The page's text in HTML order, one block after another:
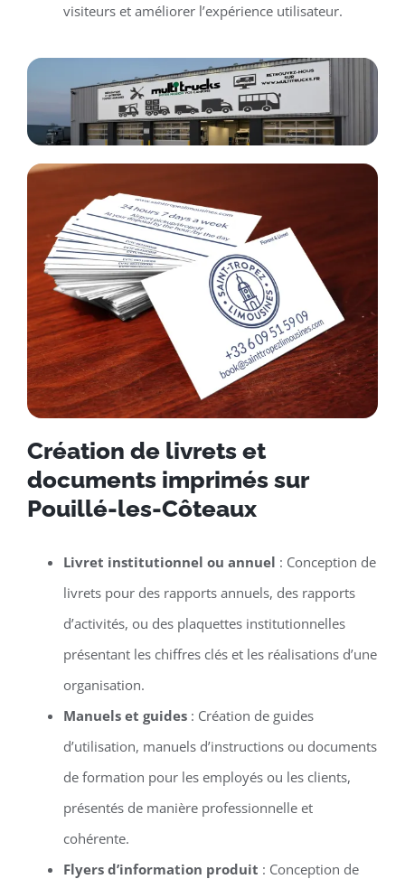
visiteurs et améliorer l’expérience utilisateur.
Création de livrets et
documents imprimés sur
Pouillé-les-Côteaux
Livret institutionnel ou annuel : Conception de
livrets pour des rapports annuels, des rapports
d’activités, ou des plaquettes institutionnelles
présentant les chiffres clés et les réalisations d’une
organisation.
Manuels et guides: Création de guides
d’utilisation, manuels d’instructions ou documents
de formation pour les employés ou les clients,
présentés de manière professionnelle et
cohérente.
Flyers d’information produit : Conception de